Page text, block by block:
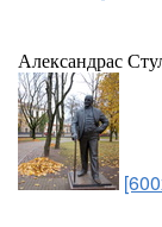
Александрас